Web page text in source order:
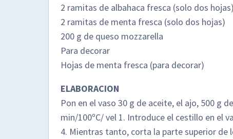
2 ramitas de albahaca fresca (solo dos hojas)
2 ramitas de menta fresca (solo dos hojas)
200 g de queso mozzarella
Para decorar
Hojas de menta fresca (para decorar)
ELABORACION
Pon en el vaso 30 g de aceite, el ajo, 500 g
min/100ºC/ vel 1. Introduce el cestillo en el
4. Mientras tanto, corta la parte superior de